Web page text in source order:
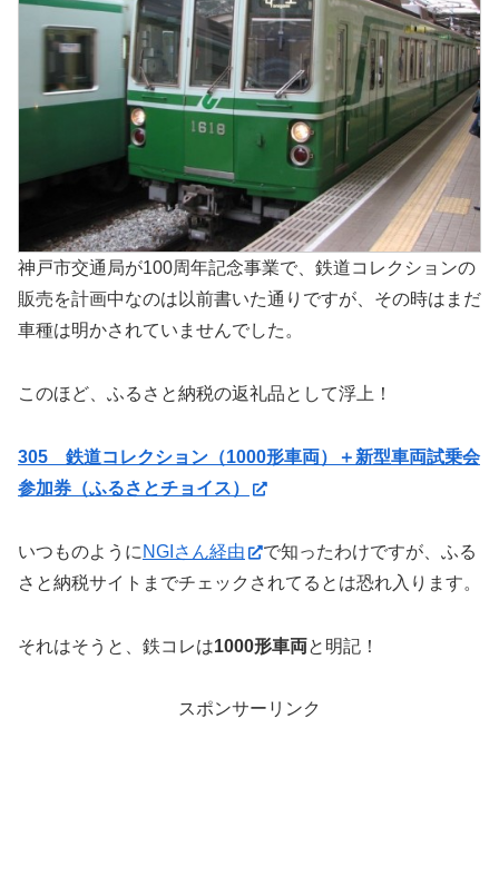
神戸市交通局が100周年記念事業で、鉄道コレクションの
販売を計画中なのは以前書いた通りですが、その時はまだ
車種は明かされていませんでした。
このほど、ふるさと納税の返礼品として浮上！
305 鉄道コレクション（1000形車両）＋新型車両試乗会
参加券（ふるさとチョイス）
いつものように NGIさん経由
で知ったわけですが、ふる
さと納税サイトまでチェックされてるとは恐れ入ります。
それはそうと、鉄コレは1000形車両と明記！
スポンサーリンク